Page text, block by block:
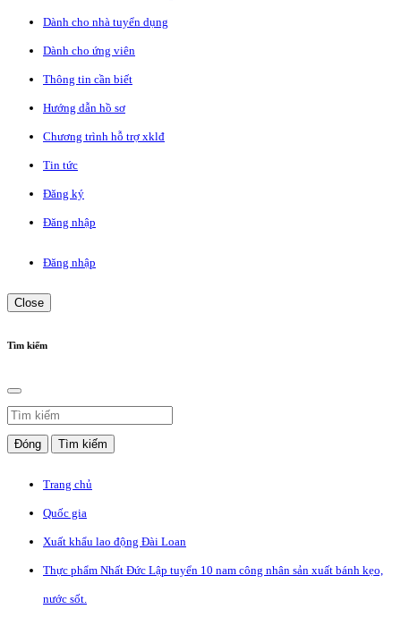
Dành cho nhà tuyển dụng
Dành cho ứng viên
Thông tin cần biết
Hướng dẫn hồ sơ
Chương trình hỗ trợ xklđ
Tin tức
Đăng ký
Đăng nhập
Đăng nhập
Close
Tìm kiếm
Đóng Tìm kiếm
Trang chủ
Quốc gia
Xuất khẩu lao động Đài Loan
Thực phẩm Nhất Đức Lập tuyển 10 nam công nhân sản xuất bánh kẹo,
nước sốt.